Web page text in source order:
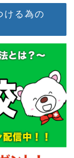
ける為の